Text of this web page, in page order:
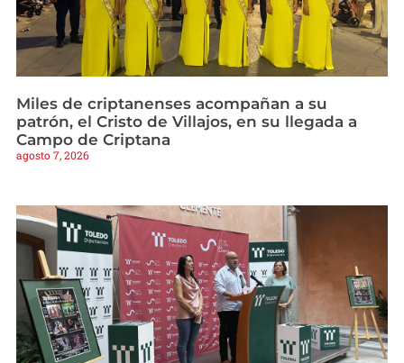
Miles de criptanenses acompañan a su
patrón, el Cristo de Villajos, en su llegada a
Campo de Criptana
agosto 7, 2026